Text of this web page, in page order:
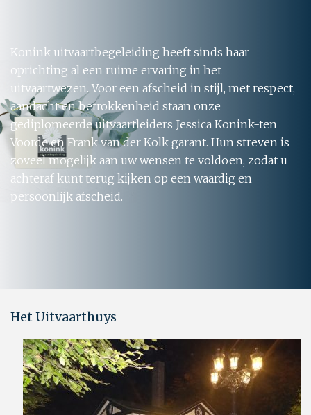
Konink uitvaartbegeleiding heeft sinds haar
oprichting al een ruime ervaring in het
uitvaartwezen. Voor een afscheid in stijl, met respect,
aandacht en betrokkenheid staan onze
gediplomeerde uitvaartleiders Jessica Konink-ten
Voorde en Frank van der Kolk garant. Hun streven is
zoveel mogelijk aan uw wensen te voldoen, zodat u
achteraf kunt terug kijken op een waardig en
persoonlijk afscheid.
Het Uitvaarthuys